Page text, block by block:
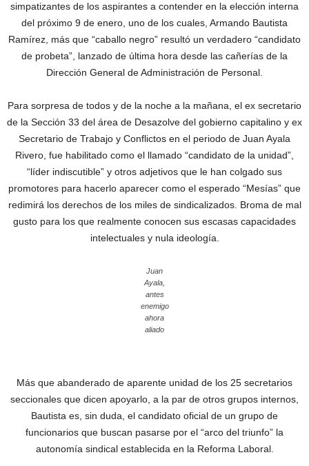
simpatizantes de los aspirantes a contender en la elección interna
del próximo 9 de enero, uno de los cuales, Armando Bautista
Ramírez, más que “caballo negro” resultó un verdadero “candidato
de probeta”, lanzado de última hora desde las cañerías de la
Dirección General de Administración de Personal.
Para sorpresa de todos y de la noche a la mañana, el ex secretario
de la Sección 33 del área de Desazolve del gobierno capitalino y ex
Secretario de Trabajo y Conflictos en el periodo de Juan Ayala
Rivero, fue habilitado como el llamado “candidato de la unidad”,
“líder indiscutible” y otros adjetivos que le han colgado sus
promotores para hacerlo aparecer como el esperado “Mesías” que
redimirá los derechos de los miles de sindicalizados. Broma de mal
gusto para los que realmente conocen sus escasas capacidades
intelectuales y nula ideología.
Juan
Ayala,
antes
enemigo
ahora
aliado
Más que abanderado de aparente unidad de los 25 secretarios
seccionales que dicen apoyarlo, a la par de otros grupos internos,
Bautista es, sin duda, el candidato oficial de un grupo de
funcionarios que buscan pasarse por el “arco del triunfo” la
autonomía sindical establecida en la Reforma Laboral.